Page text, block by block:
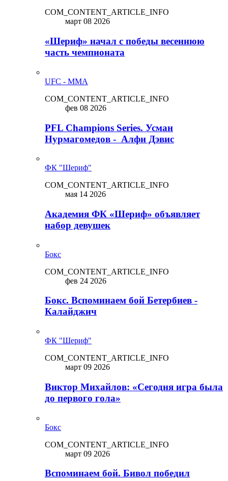
COM_CONTENT_ARTICLE_INFO
март 08 2026
«Шериф» начал с победы весеннюю
часть чемпионата
UFC - MMA
COM_CONTENT_ARTICLE_INFO
фев 08 2026
PFL Champions Series. Усман
Нурмагомедов - Алфи Дэвис
ФК "Шериф"
COM_CONTENT_ARTICLE_INFO
мая 14 2026
Академия ФК «Шериф» объявляет
набор девушек
Бокс
COM_CONTENT_ARTICLE_INFO
фев 24 2026
Бокс. Вспоминаем бой Бетербиев -
Калайджич
ФК "Шериф"
COM_CONTENT_ARTICLE_INFO
март 09 2026
Виктор Михайлов: «Сегодня игра была
до первого гола»
Бокс
COM_CONTENT_ARTICLE_INFO
март 09 2026
Вспоминаем бой. Бивол победил